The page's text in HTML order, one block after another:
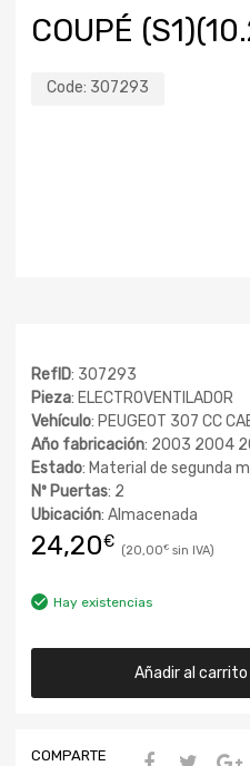
COUPÉ
Code: 307293
RefID: 307293
Pieza: ELECTROVENTILADOR
Vehículo: PEUGEOT 307 CC
Año fabricación: 2003 2004
Estado: Material de segunda
Nº Puertas: 2
Ubicación: Almacenada
24,20€ 20,00€
Hay existencias
Añadir al carrito
COMPARTE